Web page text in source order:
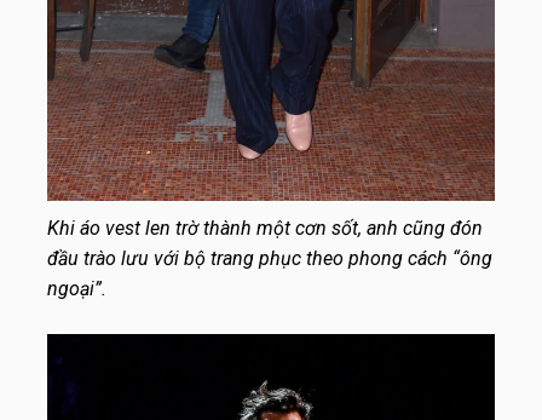
Khi áo vest len trờ thành một cơn sốt, anh cũng đón
đầu trào lưu với bộ trang phục theo phong cách “ông
ngoại”.